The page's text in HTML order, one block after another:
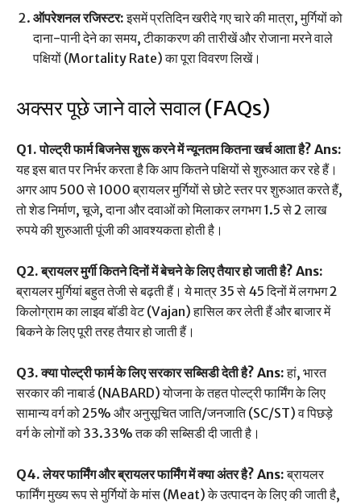
ऑपरेशनल रजिस्टर:इसमें प्रतिदिन खरीदे गए चारे की मात्रा, मुर्गियों को
दाना-पानी देने का समय, टीकाकरण की तारीखें और रोजाना मरने वाले
पक्षियों (Mortality Rate) का पूरा विवरण लिखें।
अक्सर पूछे जाने वाले सवाल (FAQs)
Q1. पोल्ट्री फार्म बिजनेस शुरू करने में न्यूनतम कितना खर्च आता है? Ans:
यह इस बात पर निर्भर करता है कि आप कितने पक्षियों से शुरुआत कर रहे हैं।
अगर आप 500 से 1000 ब्रायलर मुर्गियों से छोटे स्तर पर शुरुआत करते हैं,
तो शेड निर्माण, चूजे, दाना और दवाओं को मिलाकर लगभग 1.5 से 2 लाख
रुपये की शुरुआती पूंजी की आवश्यकता होती है।
Q2. ब्रायलर मुर्गी कितने दिनों में बेचने के लिए तैयार हो जाती है? Ans:
ब्रायलर मुर्गियां बहुत तेजी से बढ़ती हैं। ये मात्र 35 से 45 दिनों में लगभग 2
किलोग्राम का लाइव बॉडी वेट (Vajan) हासिल कर लेती हैं और बाजार में
बिकने के लिए पूरी तरह तैयार हो जाती हैं।
Q3. क्या पोल्ट्री फार्म के लिए सरकार सब्सिडी देती है? Ans:हां, भारत
सरकार की नाबार्ड (NABARD) योजना के तहत पोल्ट्री फार्मिंग के लिए
सामान्य वर्ग को 25% और अनुसूचित जाति/जनजाति (SC/ST) व पिछड़े
वर्ग के लोगों को 33.33% तक की सब्सिडी दी जाती है।
Q4. लेयर फार्मिंग और ब्रायलर फार्मिंग में क्या अंतर है? Ans:ब्रायलर
फार्मिंग मुख्य रूप से मुर्गियों के मांस (Meat) के उत्पादन के लिए की जाती है,